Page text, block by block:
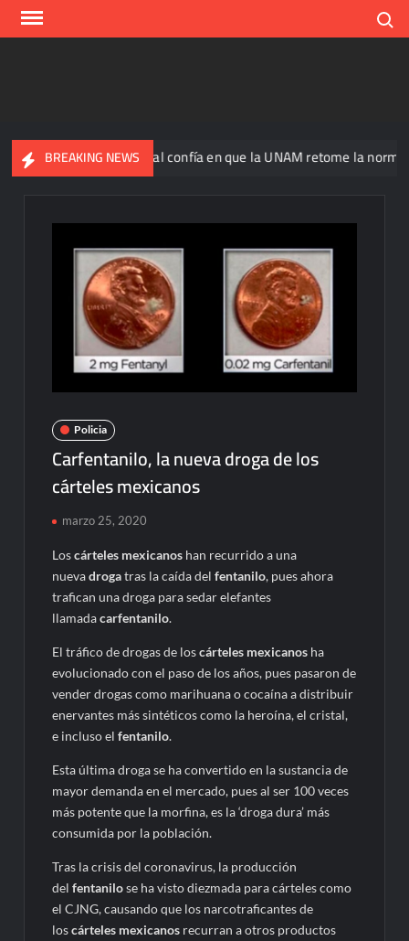
Skip
BREAKING NEWS
Ricardo Monreal confía en que la UNAM retome la normalidad
Policia
Carfentanilo, la nueva droga de los
cárteles mexicanos
marzo 25, 2020
Loscárteles mexicanos han recurrido a una
nuevadrogatras la caída delfentanilo, pues ahora
trafican una droga para sedar elefantes
llamadacarfentanilo.
El tráfico de drogas de loscárteles mexicanos ha
evolucionado con el paso de los años, pues pasaron de
vender drogas como marihuana o cocaína a distribuir
enervantes más sintéticos como la heroína, el cristal,
e incluso elfentanilo.
Esta última droga se ha convertido en la sustancia de
mayor demanda en el mercado, pues al ser 100 veces
más potente que la morfina, es la ‘droga dura’ más
consumida por la población.
Tras la crisis del coronavirus, la producción
delfentanilose ha visto diezmada para cárteles como
el CJNG, causando que los narcotraficantes de
loscárteles mexicanos recurran a otros productos